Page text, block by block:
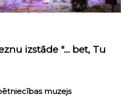
izstāde "… bet, Tu
muzejs